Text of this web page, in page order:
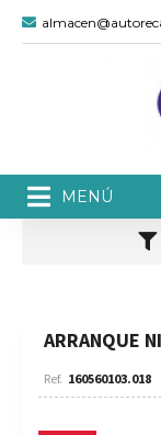
ARRANQUE
160560103.018